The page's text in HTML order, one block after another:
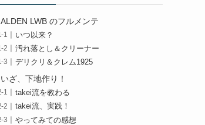
ALDEN LWB のフルメンテ
いつ以来？
汚れ落とし＆クリーナー
デリクリ＆クレム1925
いざ、下地作り！
takei流を教わる
takei流、実践！
やってみての感想